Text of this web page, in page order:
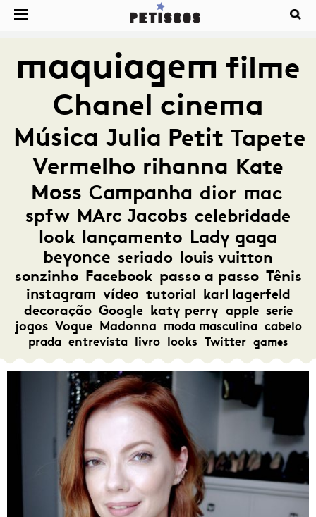
maquiagem filme
Chanel cinema
Música Julia Petit Tapete
Vermelho rihanna Kate
Moss Campanha dior mac
spfw MArc Jacobs celebridade
look lançamento Lady gaga
beyonce seriado louis vuitton
sonzinho Facebook passo a passo Tênis
instagram vídeo tutorial karl lagerfeld
decoração Google katy perry apple serie
jogos Vogue Madonna moda masculina cabelo
prada entrevista livro looks Twitter games